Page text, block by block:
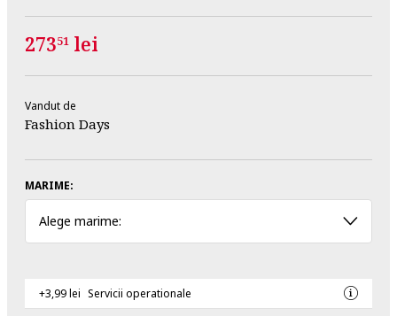
27351 lei
Vandut de
Fashion Days
MARIME:
Alege marime:
+3,99 lei Servicii operationale